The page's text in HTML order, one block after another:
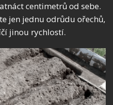
centimetrů od sebe.
jen jednu odrůdu ořechů,
jinou rychlostí.